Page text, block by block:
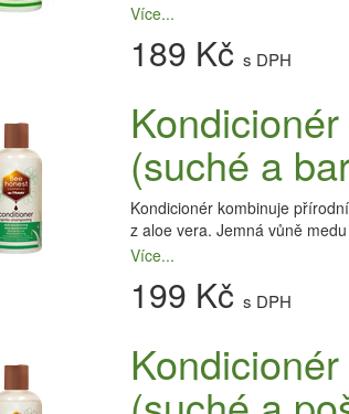
Více...
189 Kč s DPH
(suché a
Kondicionér kombinuje
z aloe vera. Jemná vůně
Více...
199 Kč s DPH